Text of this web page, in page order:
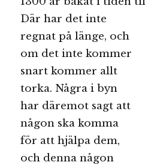
Där har det inte
regnat på länge, och
om det inte kommer
snart kommer allt
torka. Några i byn
har däremot sagt att
någon ska komma
för att hjälpa dem,
och denna någon